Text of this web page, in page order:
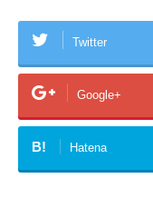
Twitter
Google+
B! Hatena